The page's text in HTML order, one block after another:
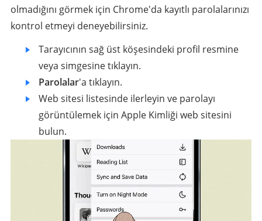
olmadığını görmek için Chrome'da kayıtlı parolalarınızı
kontrol etmeyi deneyebilirsiniz.
Tarayıcının sağ üst köşesindeki profil resmine
veya simgesine tıklayın.
Parolalar'a tıklayın.
Web sitesi listesinde ilerleyin ve parolayı
görüntülemek için Apple Kimliği web sitesini
bulun.